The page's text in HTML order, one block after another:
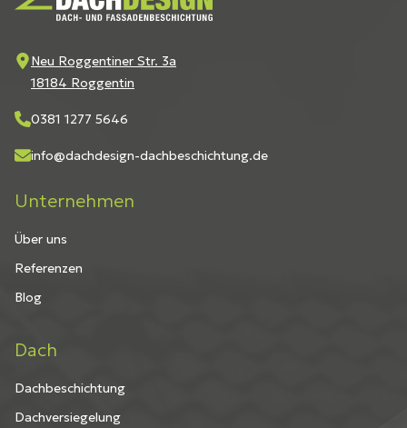
Neu Roggentiner Str. 3a
18184 Roggentin
0381 1277 5646
info@dachdesign-dachbeschichtung.de
Unternehmen
Über uns
Referenzen
Blog
Dach
Dachbeschichtung
Dachversiegelung